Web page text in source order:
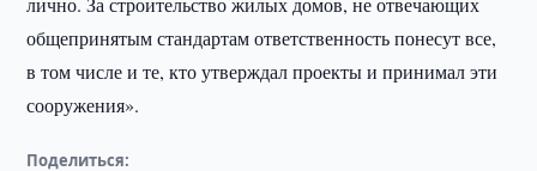
общепринятым стандартам ответственность понесут все,
в том числе и те, кто утверждал проекты и принимал эти
сооружения».
Поделиться: